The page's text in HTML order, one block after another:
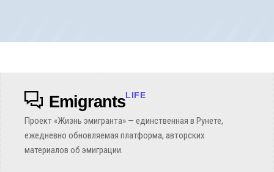
EmigrantsLIFE
Проект «Жизнь эмигранта» — единственная в Рунете,
ежедневно обновляемая платформа, авторских
материалов об эмиграции.